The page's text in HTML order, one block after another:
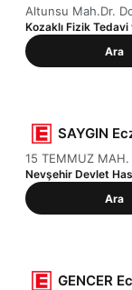
Altunsu Mah.Dr.
Kozaklı Fizik
Ara
SAYGIN
15 TEMMUZ MAH.
Nevşehir Devlet
Ara
GENCER